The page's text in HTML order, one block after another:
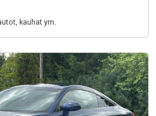
kauhat ym.